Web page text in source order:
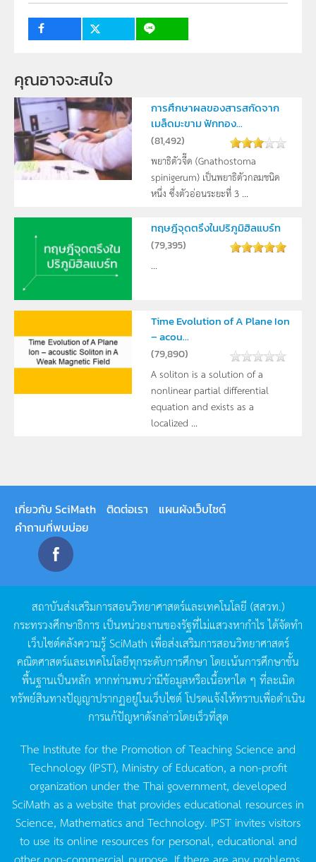
ครู, นักเรียน
คุณอาจจะสนใจ
การศึกษาผลของสารสกัดจาก
เมล็ดมะขาม ฟักทอง...
(81,492)
พยาธิตัวจี๊ด (Gnathostoma
spinigerum) เป็นพยาธิตัวกลมชนิด
หนึ่ง ซึ่งตัวอ่อนระยะที่ 3 ...
ทฤษฎีจุดตรึงในปริภูมิฮิลแบร์ท
(79,395)
...
Time Evolution of A Plane Ion
– acou...
(79,890)
A soliton is a solution of a
nonlinear partial differential
equation and exists as a
localized ...
เกี่ยวกับ SciMath ติดต่อเรา
แผนผังเว็บไซต์
คำถามที่พบบ่อย
สถาบันส่งเสริมการสอนวิทยาศาสตร์และเทคโนโลยี (สสวท.)
กระทรวงศึกษาธิการ เป็นหน่วยงานของรัฐที่ไม่แสวงหากำไรได้จัดทำ
เว็บไซต์คลังความรู้SciMath เพื่อส่งเสริมการสอนวิทยาศาสตร์
คณิตศาสตร์และเทคโนโลยีทุกระดับการศึกษา โดยเน้นการศึกษาขั้น
พื้นฐานเป็นหลัก หากท่านพบว่ามีข้อมูลหรือเนื้อหาใด ๆ ที่ละเมิด
ทรัพย์สินทางปัญญาปรากฏอยู่ในเว็บไซต์โปรดแจ้งให้ทราบเพื่อดำเนิน
การแก้ปัญหาดังกล่าวโดยเร็วที่สุด
The Institute for the Promotion of Teaching Science and
Technology (IPST), Ministry of Education, a non-profit
organization under the Thai government, developed
SciMath as a website that provides educational resources in
Science, Mathematics and Technology. IPST invites visitors
to use its online resources for personal, educational and